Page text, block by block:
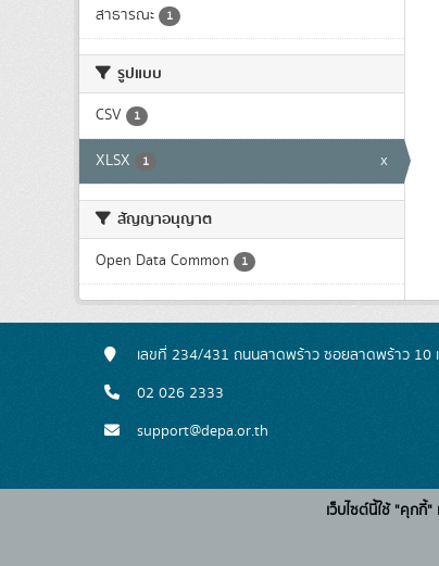
สาธารณะ 1
รูปแบบ
CSV 1
XLSX 1 x
สัญญาอนุญาต
Open Data Common 1
เลขที่ 234/431 ถนนลาดพร้าว ซอยลาดพร้าว
02 026 2333
support@depa.or.th
เว็บไซต์นี้ใช้ "คุก